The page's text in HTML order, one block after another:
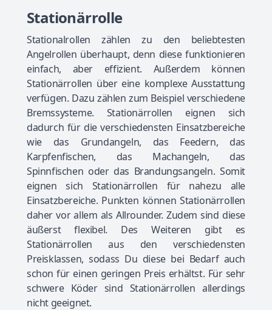
Stationärrolle
Stationalrollen zählen zu den beliebtesten
Angelrollen überhaupt, denn diese funktionieren
einfach, aber effizient. Außerdem können
Stationärrollen über eine komplexe Ausstattung
verfügen. Dazu zählen zum Beispiel verschiedene
Bremssysteme. Stationärrollen eignen sich
dadurch für die verschiedensten Einsatzbereiche
wie das Grundangeln, das Feedern, das
Karpfenfischen, das Machangeln, das
Spinnfischen oder das Brandungsangeln. Somit
eignen sich Stationärrollen für nahezu alle
Einsatzbereiche. Punkten können Stationärrollen
daher vor allem als Allrounder. Zudem sind diese
äußerst flexibel. Des Weiteren gibt es
Stationärrollen aus den verschiedensten
Preisklassen, sodass Du diese bei Bedarf auch
schon für einen geringen Preis erhältst. Für sehr
schwere Köder sind Stationärrollen allerdings
nicht geeignet.